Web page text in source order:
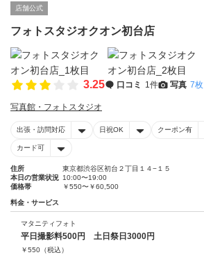
店舗公式
フォトスタジオクオン初台店
3.25 口コミ 1件 写真 7枚
写真館・フォトスタジオ
出張・訪問対応 日祝OK クーポン有
カード可
住所
東京都渋谷区初台２丁目１４−１５
本日の営業状況 10:00〜19:00
価格帯
￥550〜￥60,500
料金・サービス
マタニティフォト
平日撮影料500円 土日祭日3000円
￥550 （税込）